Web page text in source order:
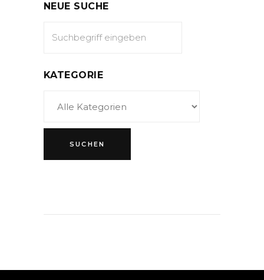
NEUE SUCHE
KATEGORIE